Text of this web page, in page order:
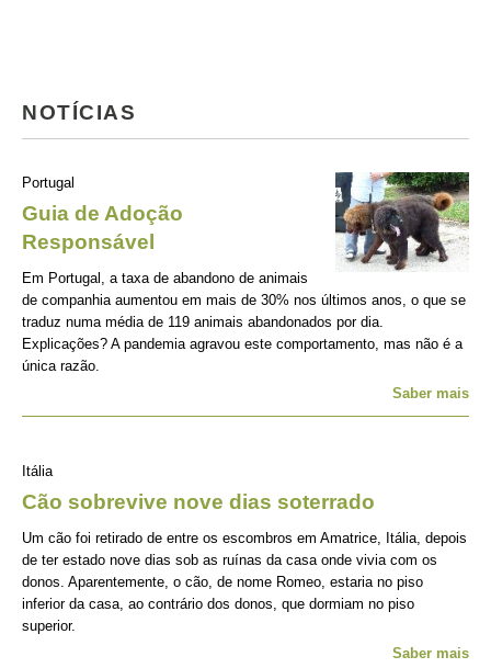
NOTÍCIAS
Portugal
Guia de Adoção
Responsável
Em Portugal, a taxa de abandono de animais
de companhia aumentou em mais de 30% nos últimos anos, o que se
traduz numa média de 119 animais abandonados por dia.
Explicações? A pandemia agravou este comportamento, mas não é a
única razão.
Saber mais
Itália
Cão sobrevive nove dias soterrado
Um cão foi retirado de entre os escombros em Amatrice, Itália, depois
de ter estado nove dias sob as ruínas da casa onde vivia com os
donos. Aparentemente, o cão, de nome Romeo, estaria no piso
inferior da casa, ao contrário dos donos, que dormiam no piso
superior.
Saber mais